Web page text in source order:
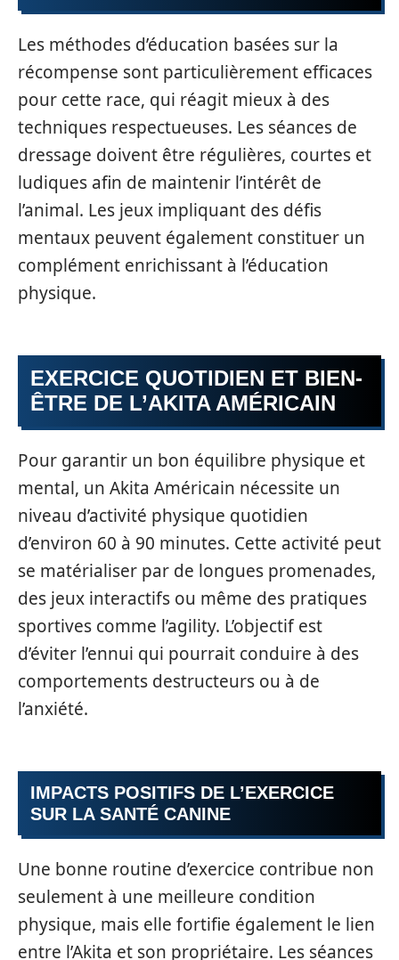
Les méthodes d’éducation basées sur la
récompense sont particulièrement efficaces
pour cette race, qui réagit mieux à des
techniques respectueuses. Les séances de
dressage doivent être régulières, courtes et
ludiques afin de maintenir l’intérêt de
l’animal. Les jeux impliquant des défis
mentaux peuvent également constituer un
complément enrichissant à l’éducation
physique.
EXERCICE QUOTIDIEN ET BIEN-
ÊTRE DE L’AKITA AMÉRICAIN
Pour garantir un bon équilibre physique et
mental, un Akita Américain nécessite un
niveau d’activité physique quotidien
d’environ 60 à 90 minutes. Cette activité peut
se matérialiser par de longues promenades,
des jeux interactifs ou même des pratiques
sportives comme l’agility. L’objectif est
d’éviter l’ennui qui pourrait conduire à des
comportements destructeurs ou à de
l’anxiété.
IMPACTS POSITIFS DE L’EXERCICE
SUR LA SANTÉ CANINE
Une bonne routine d’exercice contribue non
seulement à une meilleure condition
physique, mais elle fortifie également le lien
entre l’Akita et son propriétaire. Les séances